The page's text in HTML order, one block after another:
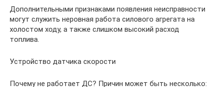
Дополнительными признаками появления неисправности
могут служить неровная работа силового агрегата на
холостом ходу, а также слишком высокий расход
топлива.
Устройство датчика скорости
Почему не работает ДС? Причин может быть несколько: